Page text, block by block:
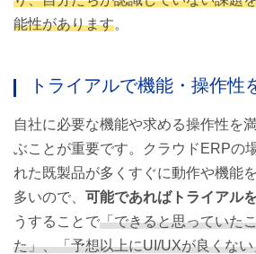
能性があります。
トライアルで機能・操作性
自社に必要な機能や求める操作性を
ぶことが重要です。クラウドERPの
れた既製品が多くすぐに動作や機能
多いので、 可能であればトライアル
うすることで「できると思っていた
た」、「予想以上にUI/UXが良くない